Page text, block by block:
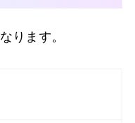
ります。